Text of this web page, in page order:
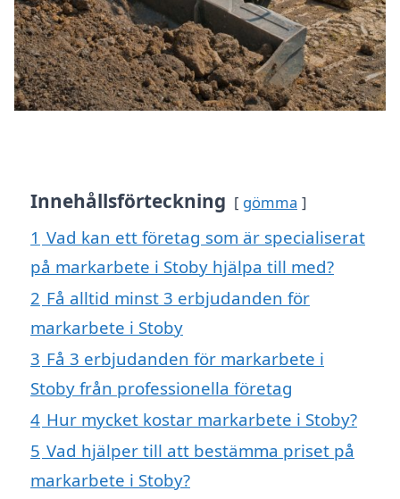
Innehållsförteckning gömma
1 Vad kan ett företag som är specialiserat
på markarbete i Stoby hjälpa till med?
2 Få alltid minst 3 erbjudanden för
markarbete i Stoby
3 Få 3 erbjudanden för markarbete i
Stoby från professionella företag
4 Hur mycket kostar markarbete i Stoby?
5 Vad hjälper till att bestämma priset på
markarbete i Stoby?